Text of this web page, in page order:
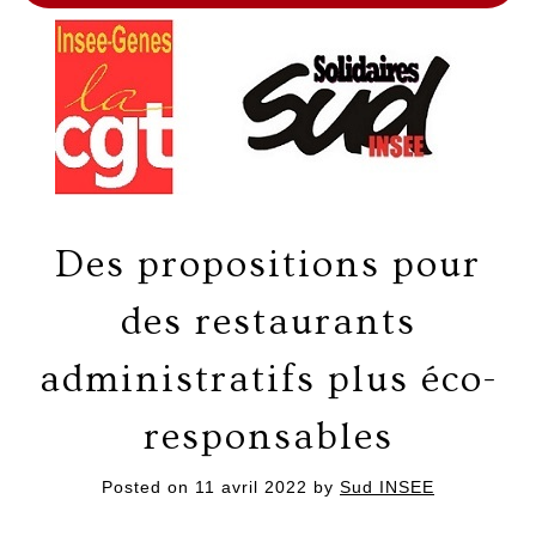
Des propositions pour
des restaurants
administratifs plus éco-
responsables
Posted on 11 avril 2022 by Sud INSEE